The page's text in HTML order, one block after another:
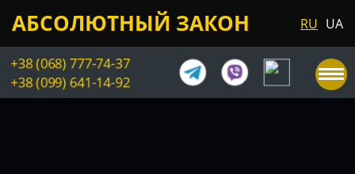
АБСОЛЮТНЫЙ ЗАКОН RU UA
+38 (068) 777-74-37
+38 (099) 641-14-92